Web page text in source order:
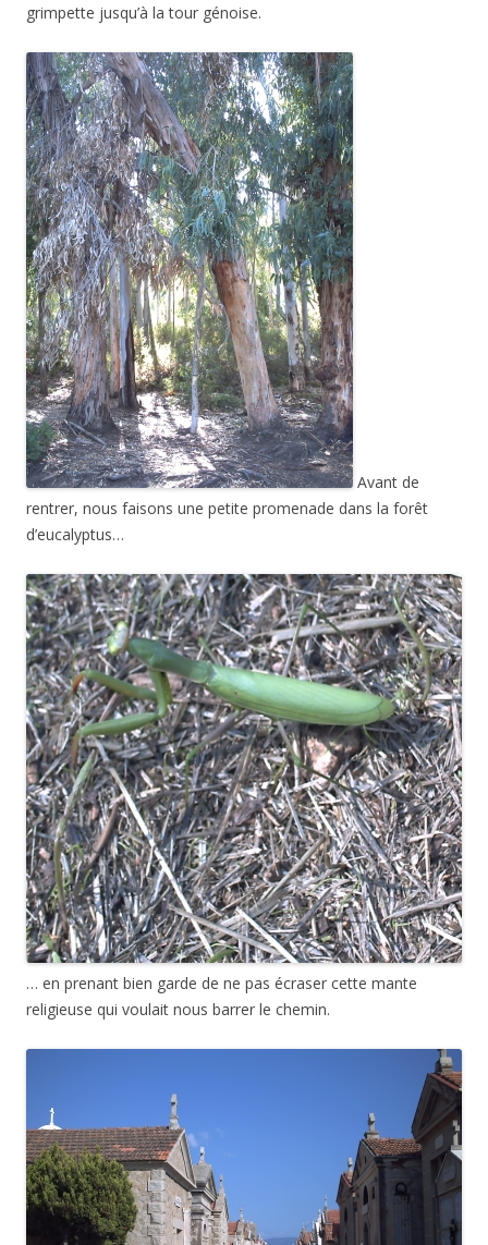
grimpette jusqu’à la tour génoise.
Avant de
rentrer, nous faisons une petite promenade dans la forêt
d’eucalyptus…
… en prenant bien garde de ne pas écraser cette mante
religieuse qui voulait nous barrer le chemin.